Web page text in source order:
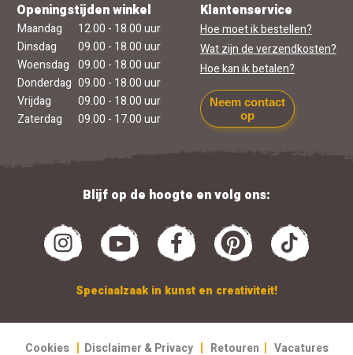
Openingstijden winkel
Maandag
12.00 - 18.00 uur
Dinsdag
09.00 - 18.00 uur
Woensdag 09.00 - 18.00 uur
Donderdag 09.00 - 18.00 uur
Vrijdag
09.00 - 18.00 uur
Zaterdag
09.00 - 17.00 uur
Klantenservice
Hoe moet ik bestellen?
Wat zijn de verzendkosten?
Hoe kan ik betalen?
Neem contact
op
Blijf op de hoogte en volg ons:
Speciaalzaak in kunst en creativiteit!
Cookies | Disclaimer & Privacy | Retouren | Vacatures